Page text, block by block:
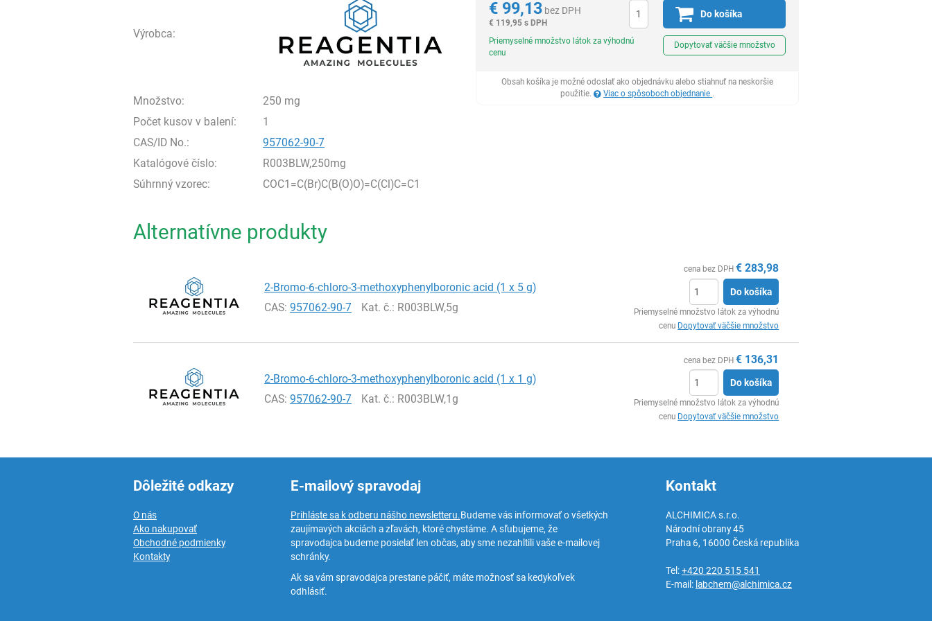
Výrobca:
Množstvo:
250 mg
Počet kusov v balení:
1
CAS/ID No.:
957062-90-7
Katalógové číslo:
R003BLW,250mg
Súhrnný vzorec:
COC1=C(Br)C(B(O)O)=C(Cl)C=C1
€99,13 bez DPH
€ 119,95 s DPH
Ks
Do košíka
Priemyselné množstvo látok za výhodnú
cenu
Dopytovať väčšie množstvo
Obsah košíka je možné odoslať ako objednávku alebo stiahnuť na neskoršie
použitie.
Viac o spôsoboch objednanie .
Alternatívne produkty
2-Bromo-6-chloro-3-methoxyphenylboronic acid (1 x 5 g)
CAS:957062-90-7 Kat. č.: R003BLW,5g
cena bez DPH € 283,98
Do košíka
Priemyselné množstvo látok za výhodnú
cenu Dopytovať väčšie množstvo
2-Bromo-6-chloro-3-methoxyphenylboronic acid (1 x 1 g)
CAS:957062-90-7 Kat. č.: R003BLW,1g
cena bez DPH € 136,31
Do košíka
Priemyselné množstvo látok za výhodnú
cenu Dopytovať väčšie množstvo
Dôležité odkazy
O nás
Ako nakupovať
Obchodné podmienky
Kontakty
E-mailový spravodaj
Prihláste sa k odberu nášho newsletteru.Budeme vás informovať o všetkých
zaujímavých akciách a zľavách, ktoré chystáme. A sľubujeme, že
spravodajca budeme posielať len občas, aby sme nezahltili vaše e-mailovej
schránky.
Ak sa vám spravodajca prestane páčiť, máte možnosť sa kedykoľvek
odhlásiť.
Kontakt
ALCHIMICA s.r.o.
Národní obrany 45
Praha 6, 16000 Česká republika
Tel:+420 220 515 541
E-mail: labchem@alchimica.cz